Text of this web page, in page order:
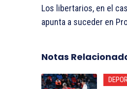
Los libertarios, en el
apunta a suceder en
Notas